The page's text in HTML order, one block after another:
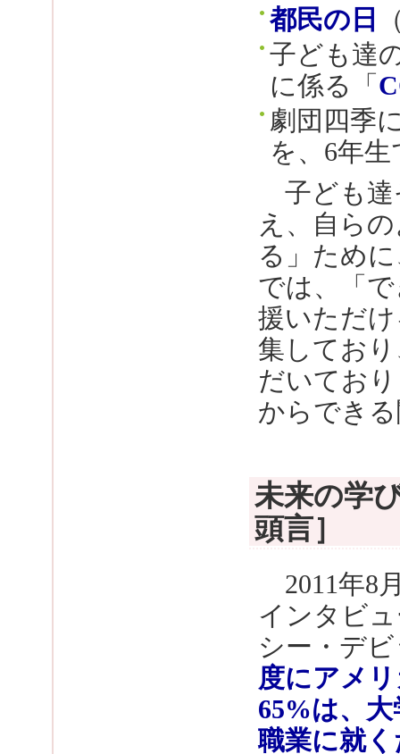
都民の日
子ども達
に係る「
劇団四季
を、6年
子ども達
え、自ら
る」ため
では、「
援いただ
集してお
だいてお
からでき
未来の学
頭言］
2011年8
インタビ
シー・デ
度にアメ
65%は、
職業に就